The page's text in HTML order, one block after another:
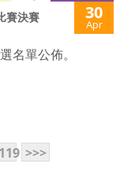
賽決賽 30
Apr
名單公佈。
119 >>>